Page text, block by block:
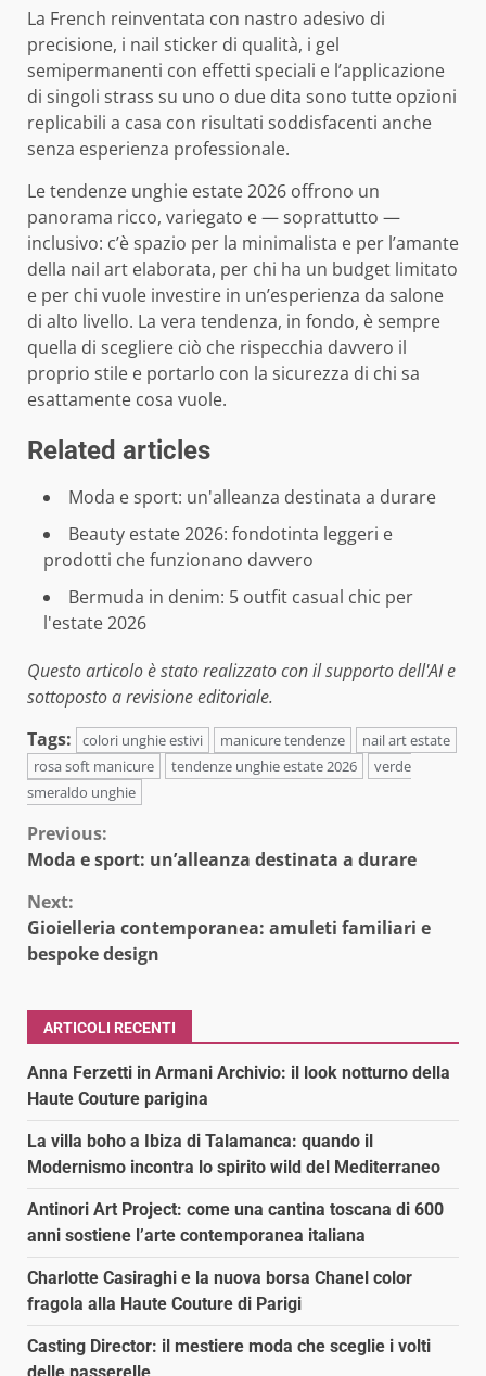
La French reinventata con nastro adesivo di
precisione, i nail sticker di qualità, i gel
semipermanenti con effetti speciali e l’applicazione
di singoli strass su uno o due dita sono tutte opzioni
replicabili a casa con risultati soddisfacenti anche
senza esperienza professionale.
Le tendenze unghie estate 2026 offrono un
panorama ricco, variegato e — soprattutto —
inclusivo: c’è spazio per la minimalista e per l’amante
della nail art elaborata, per chi ha un budget limitato
e per chi vuole investire in un’esperienza da salone
di alto livello. La vera tendenza, in fondo, è sempre
quella di scegliere ciò che rispecchia davvero il
proprio stile e portarlo con la sicurezza di chi sa
esattamente cosa vuole.
Related articles
Moda e sport: un'alleanza destinata a durare
Beauty estate 2026: fondotinta leggeri e
prodotti che funzionano davvero
Bermuda in denim: 5 outfit casual chic per
l'estate 2026
Questo articolo è stato realizzato con il supporto dell'AI e
sottoposto a revisione editoriale.
Tags:
colori unghie estivi manicure tendenze
nail art estate
rosa soft manicure
tendenze unghie estate 2026
verde
smeraldo unghie
Continue
Reading
Previous:
Moda e sport: un’alleanza destinata a durare
Next:
Gioielleria contemporanea: amuleti familiari e
bespoke design
ARTICOLI RECENTI
Anna Ferzetti in Armani Archivio: il look notturno della
Haute Couture parigina
La villa boho a Ibiza di Talamanca: quando il
Modernismo incontra lo spirito wild del Mediterraneo
Antinori Art Project: come una cantina toscana di 600
anni sostiene l’arte contemporanea italiana
Charlotte Casiraghi e la nuova borsa Chanel color
fragola alla Haute Couture di Parigi
Casting Director: il mestiere moda che sceglie i volti